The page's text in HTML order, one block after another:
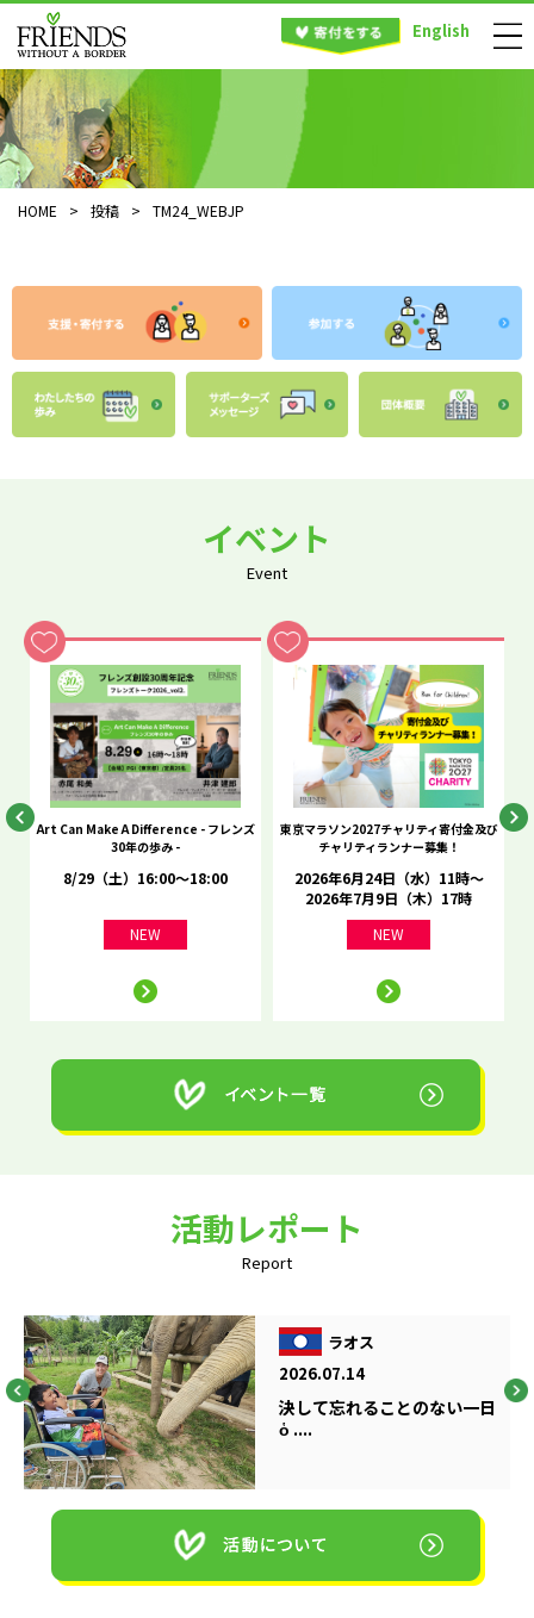
English
HOME > 投稿 > TM24_WEBJP
イベント
Event
Art Can Make A Difference - フレンズ
30年の歩み -
8/29（土）16:00～18:00
NEW
東京マラソン2027チャリティ寄付金及び
チャリティランナー募集！
2026年6月24日（水）11時～
2026年7月9日（木）17時
NEW
活動レポート
Report
ラオス
2026.07.14
決して忘れることのない一日
ὁ ....